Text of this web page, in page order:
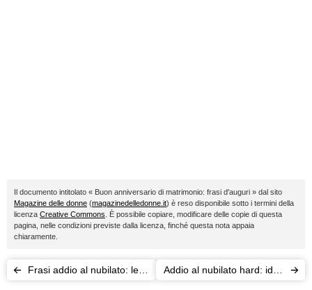
Il documento intitolato « Buon anniversario di matrimonio: frasi d'auguri » dal sito
Magazine delle donne (magazinedelledonne.it) è reso disponibile sotto i termini della
licenza Creative Commons . È possibile copiare, modificare delle copie di questa
pagina, nelle condizioni previste dalla licenza, finché questa nota appaia
chiaramente.
Frasi addio al nubilato: le
Addio al nubilato hard: idee